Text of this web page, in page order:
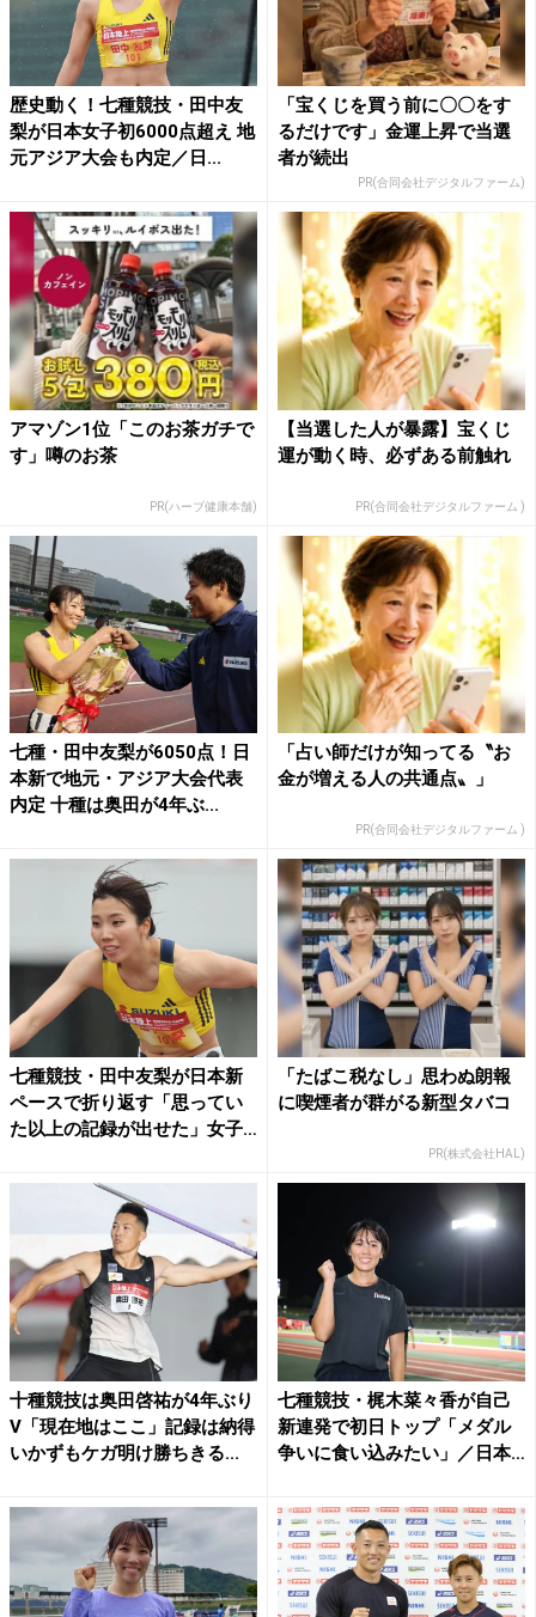
歴史動く！七種競技・田中友
梨が日本女子初6000点超え 地
元アジア大会も内定／日...
「宝くじを買う前に〇〇をす
るだけです」金運上昇で当選
者が続出
PR(合同会社デジタルファーム)
アマゾン1位「このお茶ガチで
す」噂のお茶
PR(ハーブ健康本舗)
【当選した人が暴露】宝くじ
運が動く時、必ずある前触れ
PR(合同会社デジタルファーム )
七種・田中友梨が6050点！日
本新で地元・アジア大会代表
内定 十種は奥田が4年ぶ...
「占い師だけが知ってる〝お
金が増える人の共通点〟」
PR(合同会社デジタルファーム )
七種競技・田中友梨が日本新
ペースで折り返す「思ってい
た以上の記録が出せた」女子
「たばこ税なし」思わぬ朗報
に喫煙者が群がる新型タバコ
PR(株式会社HAL)
十種競技は奥田啓祐が4年ぶり
V「現在地はここ」記録は納得
いかずもケガ明け勝ちきる...
七種競技・梶木菜々香が自己
新連発で初日トップ「メダル
争いに食い込みたい」／日本